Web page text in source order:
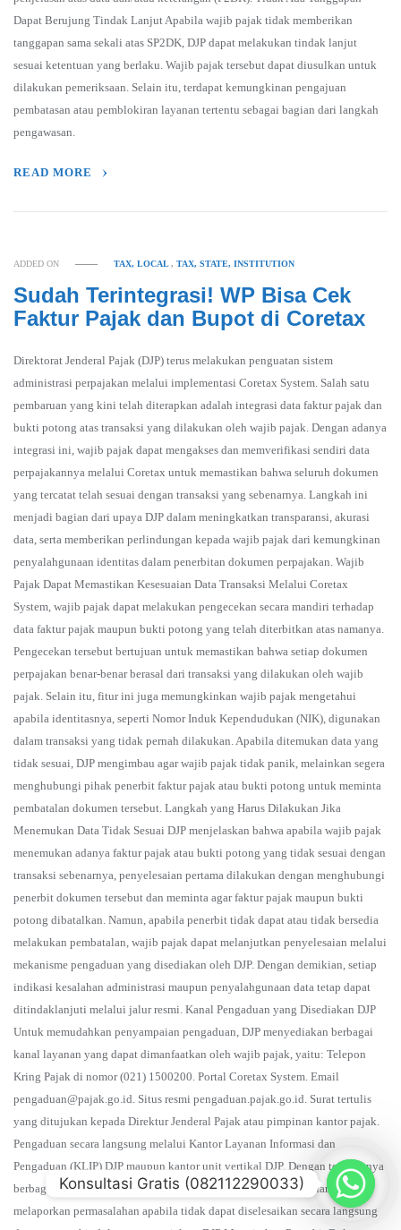
Dapat Berujung Tindak Lanjut Apabila wajib pajak tidak memberikan
tanggapan sama sekali atas SP2DK, DJP dapat melakukan tindak lanjut
sesuai ketentuan yang berlaku. Wajib pajak tersebut dapat diusulkan untuk
dilakukan pemeriksaan. Selain itu, terdapat kemungkinan pengajuan
pembatasan atau pemblokiran layanan tertentu sebagai bagian dari langkah
pengawasan.
READ MORE
ADDED ON TAX, LOCAL,TAX, STATE, INSTITUTION
Sudah Terintegrasi! WP Bisa Cek
Faktur Pajak dan Bupot di Coretax
Direktorat Jenderal Pajak (DJP) terus melakukan penguatan sistem
administrasi perpajakan melalui implementasi Coretax System. Salah satu
pembaruan yang kini telah diterapkan adalah integrasi data faktur pajak dan
bukti potong atas transaksi yang dilakukan oleh wajib pajak. Dengan adanya
integrasi ini, wajib pajak dapat mengakses dan memverifikasi sendiri data
perpajakannya melalui Coretax untuk memastikan bahwa seluruh dokumen
yang tercatat telah sesuai dengan transaksi yang sebenarnya. Langkah ini
menjadi bagian dari upaya DJP dalam meningkatkan transparansi, akurasi
data, serta memberikan perlindungan kepada wajib pajak dari kemungkinan
penyalahgunaan identitas dalam penerbitan dokumen perpajakan. Wajib
Pajak Dapat Memastikan Kesesuaian Data Transaksi Melalui Coretax
System, wajib pajak dapat melakukan pengecekan secara mandiri terhadap
data faktur pajak maupun bukti potong yang telah diterbitkan atas namanya.
Pengecekan tersebut bertujuan untuk memastikan bahwa setiap dokumen
perpajakan benar-benar berasal dari transaksi yang dilakukan oleh wajib
pajak. Selain itu, fitur ini juga memungkinkan wajib pajak mengetahui
apabila identitasnya, seperti Nomor Induk Kependudukan (NIK), digunakan
dalam transaksi yang tidak pernah dilakukan. Apabila ditemukan data yang
tidak sesuai, DJP mengimbau agar wajib pajak tidak panik, melainkan segera
menghubungi pihak penerbit faktur pajak atau bukti potong untuk meminta
pembatalan dokumen tersebut. Langkah yang Harus Dilakukan Jika
Menemukan Data Tidak Sesuai DJP menjelaskan bahwa apabila wajib pajak
menemukan adanya faktur pajak atau bukti potong yang tidak sesuai dengan
transaksi sebenarnya, penyelesaian pertama dilakukan dengan menghubungi
penerbit dokumen tersebut dan meminta agar faktur pajak maupun bukti
potong dibatalkan. Namun, apabila penerbit tidak dapat atau tidak bersedia
melakukan pembatalan, wajib pajak dapat melanjutkan penyelesaian melalui
mekanisme pengaduan yang disediakan oleh DJP. Dengan demikian, setiap
indikasi kesalahan administrasi maupun penyalahgunaan data tetap dapat
ditindaklanjuti melalui jalur resmi. Kanal Pengaduan yang Disediakan DJP
Untuk memudahkan penyampaian pengaduan, DJP menyediakan berbagai
kanal layanan yang dapat dimanfaatkan oleh wajib pajak, yaitu: Telepon
Kring Pajak di nomor (021) 1500200. Portal Coretax System. Email
pengaduan@pajak.go.id. Situs resmi pengaduan.pajak.go.id. Surat tertulis
yang ditujukan kepada Direktur Jenderal Pajak atau pimpinan kantor pajak.
Pengaduan secara langsung melalui Kantor Layanan Informasi dan
Pengaduan (KLIP) DJP maupun kantor unit vertikal DJP. Dengan tersedianya
berbagai saluran tersebut, wajib pajak memiliki kemudahan dalam
melaporkan permasalahan apabila tidak dapat diselesaikan secara langsung
Konsultasi Gratis (082112290033)